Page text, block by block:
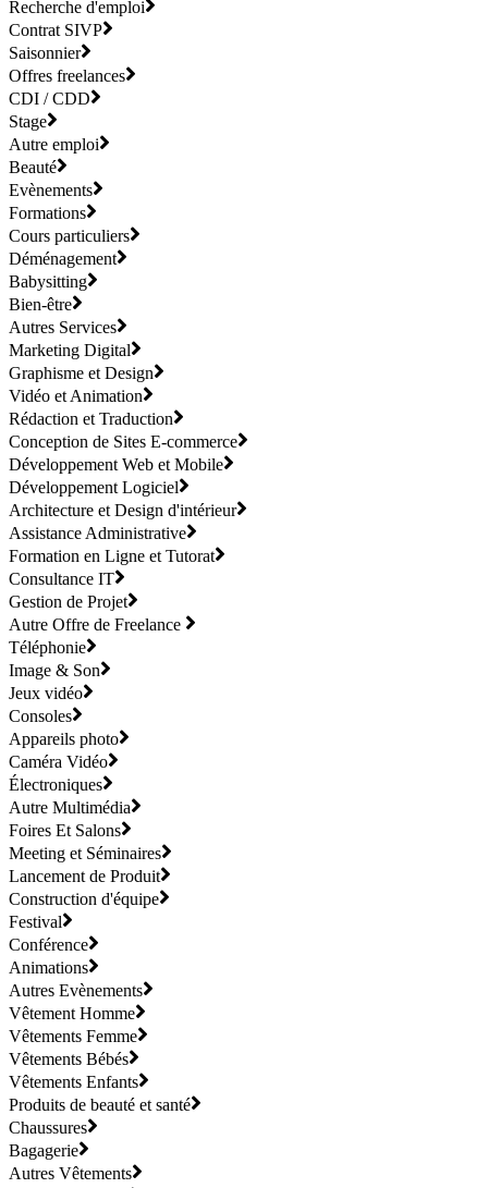
Recherche d'emploi
Contrat SIVP
Saisonnier
Offres freelances
CDI / CDD
Stage
Autre emploi
Beauté
Evènements
Formations
Cours particuliers
Déménagement
Babysitting
Bien-être
Autres Services
Marketing Digital
Graphisme et Design
Vidéo et Animation
Rédaction et Traduction
Conception de Sites E-commerce
Développement Web et Mobile
Développement Logiciel
Architecture et Design d'intérieur
Assistance Administrative
Formation en Ligne et Tutorat
Consultance IT
Gestion de Projet
Autre Offre de Freelance
Téléphonie
Image & Son
Jeux vidéo
Consoles
Appareils photo
Caméra Vidéo
Électroniques
Autre Multimédia
Foires Et Salons
Meeting et Séminaires
Lancement de Produit
Construction d'équipe
Festival
Conférence
Animations
Autres Evènements
Vêtement Homme
Vêtements Femme
Vêtements Bébés
Vêtements Enfants
Produits de beauté et santé
Chaussures
Bagagerie
Autres Vêtements